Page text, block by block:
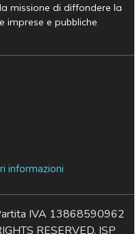
missione di diffondere la
imprese e pubbliche
informazioni
IVA 13868590962
RESERVED. ISP